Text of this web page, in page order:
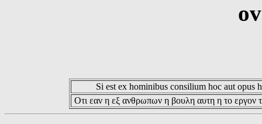
Si est ex hominibus consilium hoc aut opus
Οτι εαν η εξ ανθρωπων η βουλη αυτη η το εργον